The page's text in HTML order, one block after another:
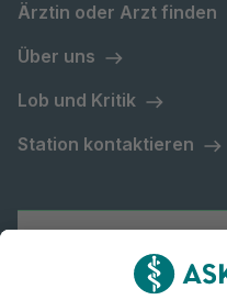
Ärztin oder Arzt finden
Über uns
Lob und Kritik
Station kontaktieren
Asklepios Gruppe